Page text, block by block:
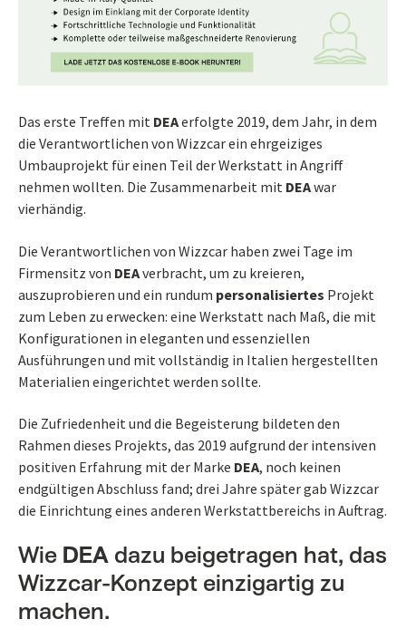
Das erste Treffen mit DEAerfolgte 2019, dem Jahr, in dem
die Verantwortlichen von Wizzcar ein ehrgeiziges
Umbauprojekt für einen Teil der Werkstatt in Angriff
nehmen wollten. Die Zusammenarbeit mit DEAwar
vierhändig.
Die Verantwortlichen von Wizzcar haben zwei Tage im
Firmensitz von DEAverbracht, um zu kreieren,
auszuprobieren und ein rundum personalisiertes Projekt
zum Leben zu erwecken: eine Werkstatt nach Maß, die mit
Konfigurationen in eleganten und essenziellen
Ausführungen und mit vollständig in Italien hergestellten
Materialien eingerichtet werden sollte.
Die Zufriedenheit und die Begeisterung bildeten den
Rahmen dieses Projekts, das 2019 aufgrund der intensiven
positiven Erfahrung mit der Marke DEA, noch keinen
endgültigen Abschluss fand; drei Jahre später gab Wizzcar
die Einrichtung eines anderen Werkstattbereichs in Auftrag.
Wie DEA dazu beigetragen hat, das
Wizzcar-Konzept einzigartig zu
machen.